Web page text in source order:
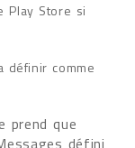
Play Store si
définir comme
prend que
défini